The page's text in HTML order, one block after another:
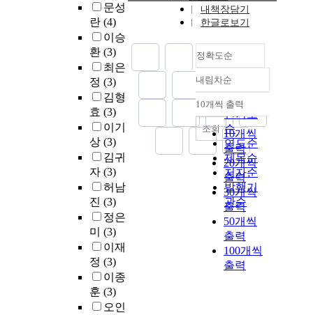
문성
란 (4)
이승
환 (3)
최은
정 (3)
김형
효 (3)
이기
상 (3)
김귀
자 (3)
허남
진 (3)
정은
미 (3)
이재
정 (3)
이종
훈 (3)
오인
내책장담기
한글로보기
정확도순
정확도
순
인기도
순
연도순
제목순
저자순
발행기
관순
내림차순
내림차순
10개씩 출력
10개씩
출력
20개씩
출력
30개씩
출력
50개씩
출력
100개씩
출력
조회